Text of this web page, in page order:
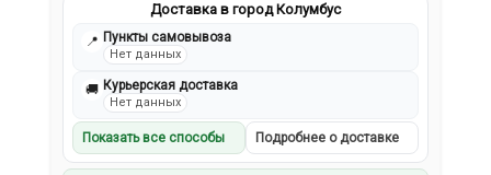
Доставка в город Колумбус
📍 Пункты самовывоза
Нет данных
🚚 Курьерская доставка
Нет данных
Показать все способы Подробнее о доставке